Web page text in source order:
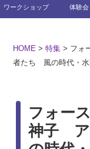
ワークショップ 体験会
HOME >特集 > フォ
者たち 風の時代・水
フォー
神子 ア